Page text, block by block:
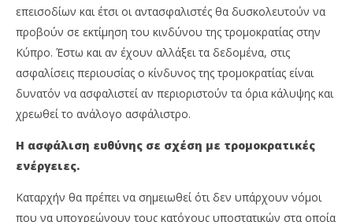
επεισοδίων και έτσι οι αντασφαλιστές θα δυσκολευτούν να
προβούν σε εκτίμηση του κινδύνου της τρομοκρατίας στην
Κύπρο. Έστω και αν έχουν αλλάξει τα δεδομένα, στις
ασφαλίσεις περιουσίας ο κίνδυνος της τρομοκρατίας είναι
δυνατόν να ασφαλιστεί αν περιοριστούν τα όρια κάλυψης και
χρεωθεί το ανάλογο ασφάλιστρο.
Η ασφάλιση ευθύνης σε σχέση με τρομοκρατικές
ενέργειες.
Καταρχήν θα πρέπει να σημειωθεί ότι δεν υπάρχουν νόμοι
που να υποχρεώνουν τους κατόχους υποστατικών στα οποία